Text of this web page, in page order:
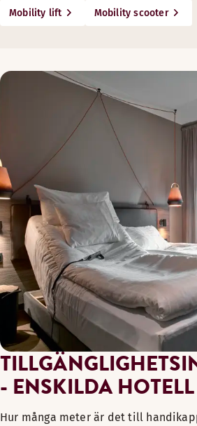
Mobility lift Mobility scooter
- ENSKILDA HOTELL
Hur många meter är det till
Inga mattor i mötesrummen
Hörslingor finns vid
Det finns portabla hörslingor för
Vibrerande väckarklockor som
... OM DU ÄR ALLERGISK
Inga allergiframkallande
Det finns gluten- och laktosfritt
Inga mattor i mötesrummen
... OM DU HAR NEDSATT
Ledarhundar är alltid välkomna
Faktablad med punktskrift finns i